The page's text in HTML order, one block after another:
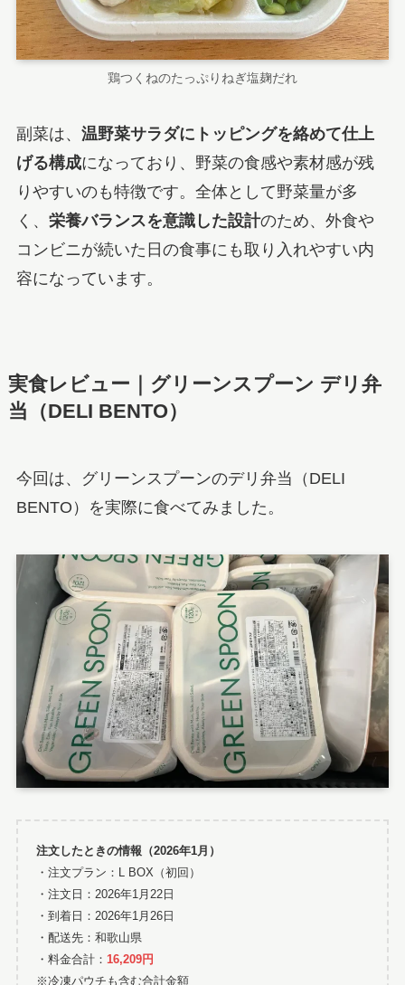
鶏つくねのたっぷりねぎ塩麹だれ
副菜は、 温野菜サラダにトッピングを絡めて仕上
げる構成になっており、野菜の食感や素材感が残
りやすいのも特徴です。全体として野菜量が多
く、 栄養バランスを意識した設計のため、外食や
コンビニが続いた日の食事にも取り入れやすい内
容になっています。
実食レビュー｜グリーンスプーン デリ弁
当（DELI BENTO）
今回は、グリーンスプーンのデリ弁当（DELI
BENTO）を実際に食べてみました。
注文したときの情報（2026年1月）
・注文プラン：L BOX（初回）
・注文日：2026年1月22日
・到着日：2026年1月26日
・配送先：和歌山県
・料金合計： 16,209円
※冷凍パウチも含む合計金額